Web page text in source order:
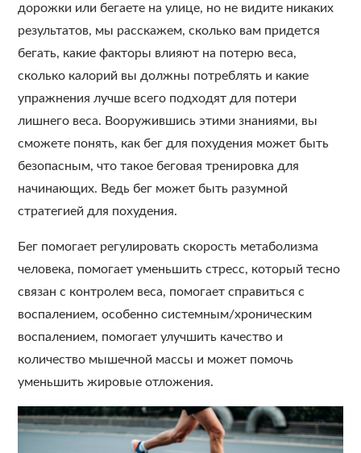
дорожки или бегаете на улице, но не видите никаких
результатов, мы расскажем, сколько вам придется
бегать, какие факторы влияют на потерю веса,
сколько калорий вы должны потреблять и какие
упражнения лучше всего подходят для потери
лишнего веса. Вооружившись этими знаниями, вы
сможете понять, как бег для похудения может быть
безопасным, что такое беговая тренировка для
начинающих. Ведь бег может быть разумной
стратегией для похудения.
Бег помогает регулировать скорость метаболизма
человека, помогает уменьшить стресс, который тесно
связан с контролем веса, помогает справиться с
воспалением, особенно системным/хроническим
воспалением, помогает улучшить качество и
количество мышечной массы и может помочь
уменьшить жировые отложения.